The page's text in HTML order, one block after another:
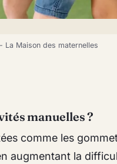
La Maison des maternelles
manuelles ?
comme les
augmentant la